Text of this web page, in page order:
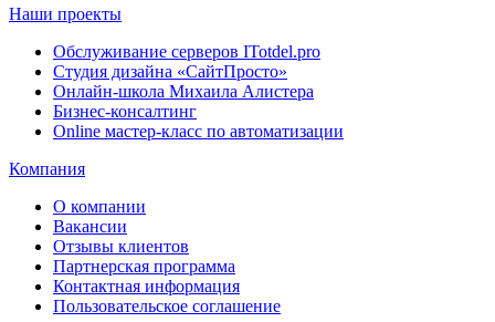
Наши проекты
Обслуживание серверов ITotdel.pro
Студия дизайна «СайтПросто»
Онлайн-школа Михаила Алистера
Бизнес-консалтинг
Online мастер-класс по автоматизации
Компания
О компании
Вакансии
Отзывы клиентов
Партнерская программа
Контактная информация
Пользовательское соглашение